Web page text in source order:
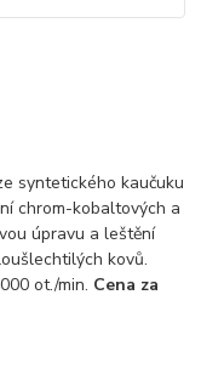
syntetického kaučuku
chrom-kobaltových a
úpravu a leštění
kovů.
ot./min. Cena za